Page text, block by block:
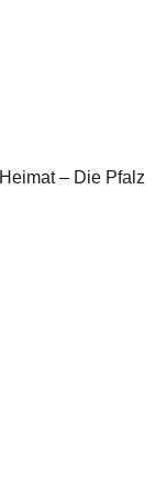
Heimat – Die Pfalz